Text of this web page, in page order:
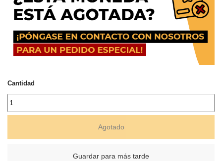
Cantidad
Agotado
Guardar para más tarde